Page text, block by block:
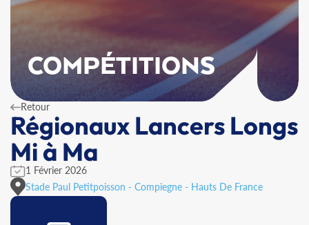
COMPÉTITIONS
Retour
Régionaux Lancers Longs
Mi à Ma
1 Février 2026
Stade Paul Petitpoisson - Compiegne - Hauts De France